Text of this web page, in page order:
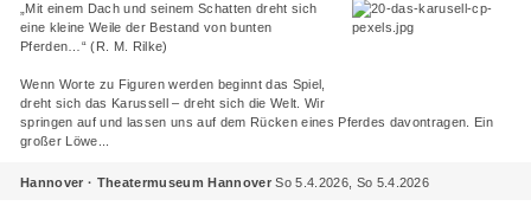
„Mit einem Dach und seinem Schatten dreht sich
eine kleine Weile der Bestand von bunten
Pferden…“ (R. M. Rilke)
Wenn Worte zu Figuren werden beginnt das Spiel,
dreht sich das Karussell – dreht sich die Welt. Wir
springen auf und lassen uns auf dem Rücken eines Pferdes davontragen. Ein
großer Löwe...
Hannover · Theatermuseum Hannover So 5.4.2026, So 5.4.2026